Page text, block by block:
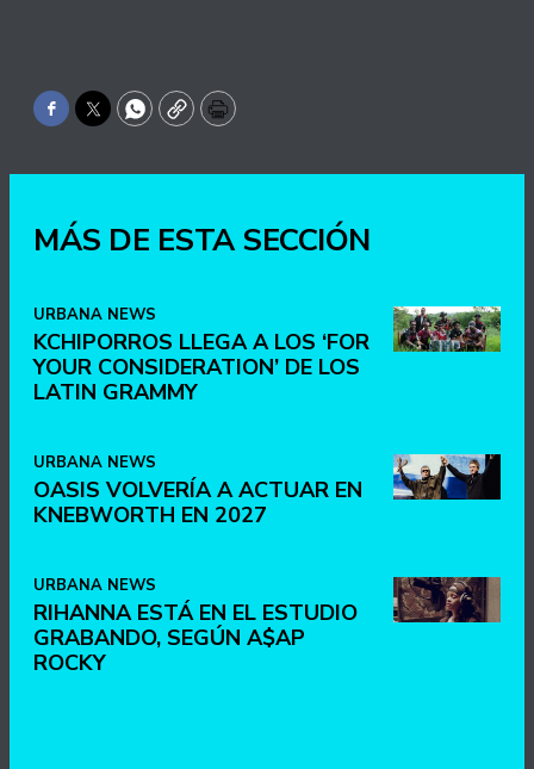
Facebook
TwitterWhatsApp
CopyPrint
MÁS DE ESTA SECCIÓN
URBANA NEWS
KCHIPORROS LLEGA A LOS ‘FOR
YOUR CONSIDERATION’ DE LOS
LATIN GRAMMY
URBANA NEWS
OASIS VOLVERÍA A ACTUAR EN
KNEBWORTH EN 2027
URBANA NEWS
RIHANNA ESTÁ EN EL ESTUDIO
GRABANDO, SEGÚN A$AP
ROCKY